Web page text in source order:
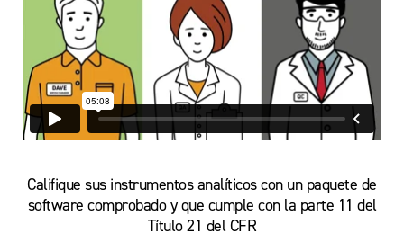
Califique sus instrumentos analíticos con un paquete de
software comprobado y que cumple con la parte 11 del
Título 21 del CFR